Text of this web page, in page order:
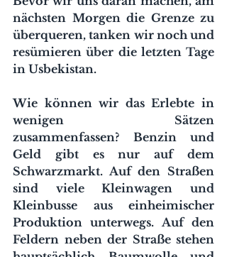
nächsten Morgen die Grenze zu
überqueren, tanken wir noch und
resümieren über die letzten Tage
in Usbekistan.
Wie können wir das Erlebte in
wenigen Sätzen
zusammenfassen? Benzin und
Geld gibt es nur auf dem
Schwarzmarkt. Auf den Straßen
sind viele Kleinwagen und
Kleinbusse aus einheimischer
Produktion unterwegs. Auf den
Feldern neben der Straße stehen